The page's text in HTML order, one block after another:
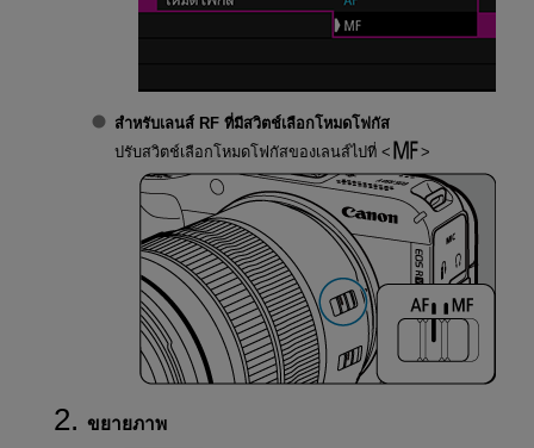
สำหรับเลนส์ RF ที่มีสวิตช์เลือกโหมดโฟกัส
ปรับสวิตช์เลือกโหมดโฟกัสของเลนส์ไปที่
ขยายภาพ